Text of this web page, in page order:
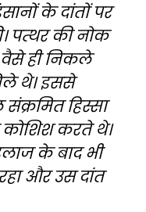
के दांतों पर
पत्थर की नोक
ही निकले
थे। इससे
हिस्सा
करते थे।
के बाद भी
और उस दांत